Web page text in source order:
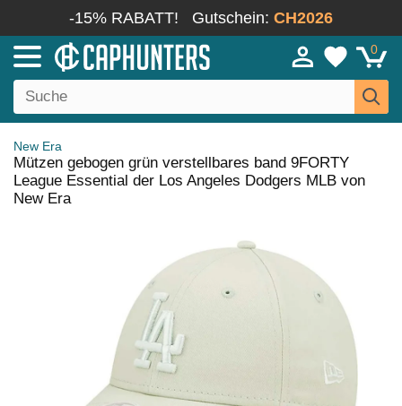
-15% RABATT! Gutschein: CH2026
0
New Era
Mützen gebogen grün verstellbares band 9FORTY
League Essential der Los Angeles Dodgers MLB von
New Era